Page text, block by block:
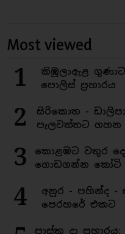
Most viewed
1
කිඹුලාඇළ
පොලිස් ප්‍රහාරය
2
සිරිකොත -
පැලවත්තට ගහන
3
කොළඹට වතුර
ගොඩගන්න කෝටි
4
අනුර - පහින්ද
පෙරහරේ එකට
පාස්කු දා